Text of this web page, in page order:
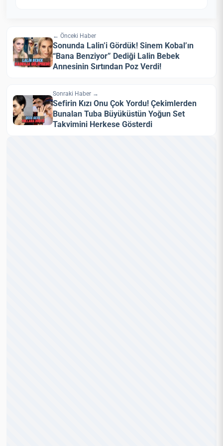
← Önceki Haber
Sonunda Lalin’i Gördük! Sinem Kobal’ın
“Bana Benziyor” Dediği Lalin Bebek
Annesinin Sırtından Poz Verdi!
Sonraki Haber →
Sefirin Kızı Onu Çok Yordu! Çekimlerden
Bunalan Tuba Büyüküstün Yoğun Set
Takvimini Herkese Gösterdi